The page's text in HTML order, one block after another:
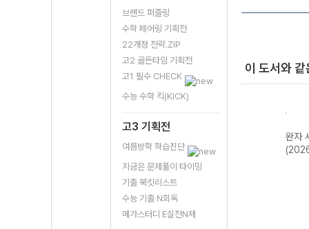
브랜드 퍼즐링
수학 페어링 기획전
22개정 전략.ZIP
고2 골든타임 기획전
고1 필수 CHECK
수능 수학 킥(KICK)
고3 기획전
여름방학 학습진단
지금은 문제풀이 타이밍
기출 북킷리스트
수능 기출 N회독
메가스터디 E실전N제
이 도서와
회와 윤리-22개
정 (2026년)
(2026년용)
완자